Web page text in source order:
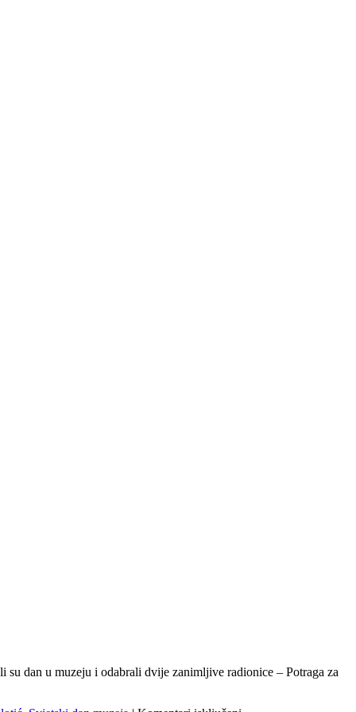
dan u muzeju i odabrali dvije zanimljive radionice – Potraga za